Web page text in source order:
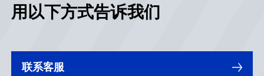
用以下方式告诉我们
联系客服